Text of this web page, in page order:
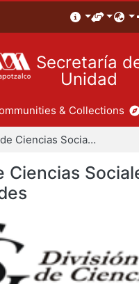
Secretaría
Unidad
& Collections
División de Ciencias Sociales y Humanidades
Ciencias